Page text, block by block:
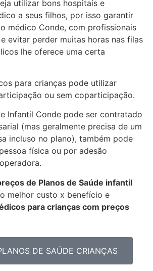
utilizar bons hospitais e
a seus filhos, por isso garantir
médico Conde, com profissionais
evitar perder muitas horas nas filas
lhe oferece uma certa
para crianças pode utilizar
ou sem coparticipação.
Infantil Conde pode ser contratado
(mas geralmente precisa de um
incluso no plano), também pode
física ou por adesão
de Planos de Saúde infantil
melhor custo x benefício e
para crianças com preços
DE SAÚDE CRIANÇAS